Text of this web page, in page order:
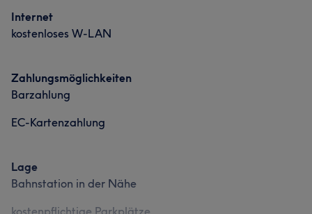
Internet
kostenloses W-LAN
Zahlungsmöglichkeiten
Barzahlung
EC-Kartenzahlung
Lage
Bahnstation in der Nähe
kostenpflichtige Parkplätze